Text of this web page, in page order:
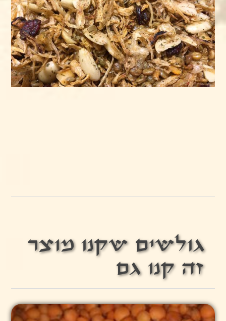
גולשים שקנו מוצר
זה קנו גם